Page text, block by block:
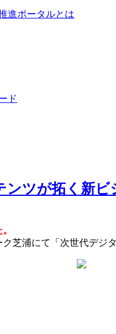
ツが拓く新ビ
芝浦にて「次世代デジ